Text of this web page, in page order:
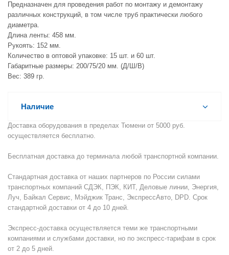
Предназначен для проведения работ по монтажу и демонтажу
различных конструкций, в том числе труб практически любого
диаметра.
Длина ленты: 458 мм.
Рукоять: 152 мм.
Количество в оптовой упаковке: 15 шт. и 60 шт.
Габаритные размеры: 200/75/20 мм. (Д/Ш/В)
Вес: 389 гр.
Наличие
Доставка оборудования в пределах Тюмени от 5000 руб.
осуществляется бесплатно.
Бесплатная доставка до терминала любой транспортной компании.
Стандартная доставка от наших партнеров по России силами
транспортных компаний СДЭК, ПЭК, КИТ, Деловые линии, Энергия,
Луч, Байкал Сервис, Мэйджик Транс, ЭкспрессАвто, DPD. Срок
стандартной доставки от 4 до 10 дней.
Экспресс-доставка осуществляется теми же транспортными
компаниями и службами доставки, но по экспресс-тарифам в срок
от 2 до 5 дней.